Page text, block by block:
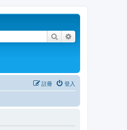
搜尋
登入
註冊